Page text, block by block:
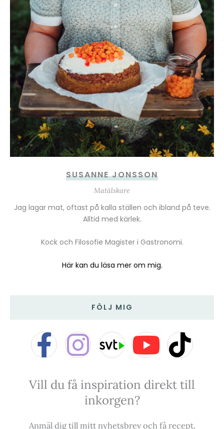
SUSANNE JONSSON
Matälskare
Jag lagar mat, oftast på kalla ställen och ibland på teve.
Alltid med kärlek.
Kock och Filosofie Magister i Gastronomi.
Här kan du läsa mer om mig.
FÖLJ MIG
F
a
c
e
I
n
s
t
Y
o
u
t
T
i
k
t
Vill du få inspiration direkt till
inkorgen?
Anmäl dig till mitt nyhetsbrev och få recept,